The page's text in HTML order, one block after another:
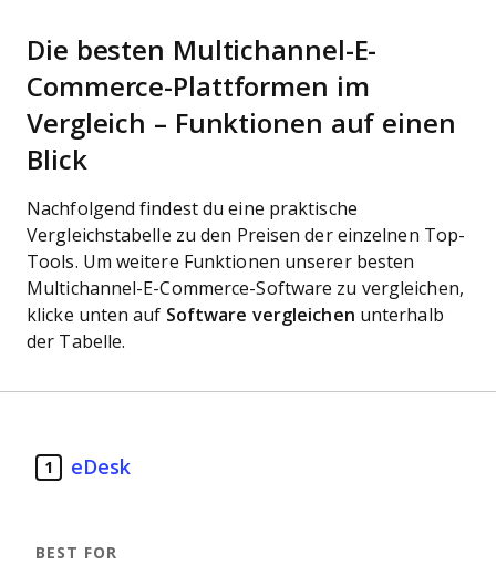
Die besten Multichannel-E-
Commerce-Plattformen im
Vergleich – Funktionen auf einen
Blick
Nachfolgend findest du eine praktische
Vergleichstabelle zu den Preisen der einzelnen Top-
Tools. Um weitere Funktionen unserer besten
Multichannel-E-Commerce-Software zu vergleichen,
klicke unten auf Software vergleichen unterhalb
der Tabelle.
1 eDesk